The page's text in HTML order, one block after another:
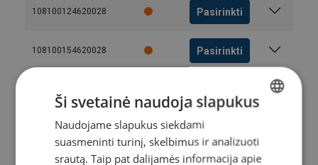
108100124620028 Pasirinkti
108100154620028 Pasirinkti
108100304620028 Pasirinkti
Vartotojo vadovas
LITHUANIAN
ENGLISH TRANSLATION
Ši svetainė naudoja slapukus
Naudojame slapukus siekdami
suasmeninti turinį, skelbimus ir analizuoti
srautą. Taip pat dalijamės informacija apie